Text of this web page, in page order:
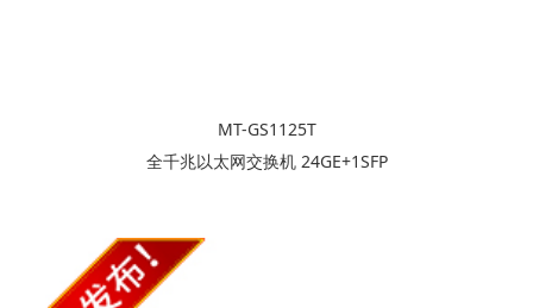
MT-GS1125T
全千兆以太网交换机 24GE+1SFP